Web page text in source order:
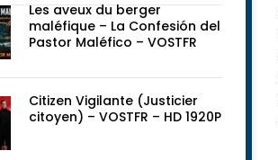
Les aveux du berger
maléfique – La Confesión del
Pastor Maléfico – VOSTFR
Citizen Vigilante (Justicier
citoyen) – VOSTFR – HD 1920P